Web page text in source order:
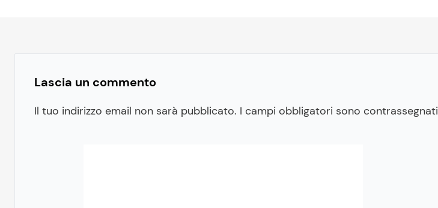
Lascia un commento
Il tuo indirizzo email non sarà pubblicato. I campi obbligatori sono contrassegnati